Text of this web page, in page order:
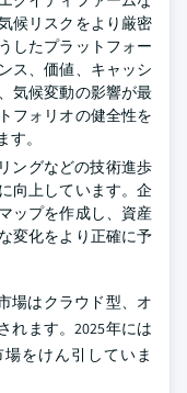
候リスクをより厳密
したプラットフォー
ス、価値、キャッシ
気候変動の影響が最
フォリオの健全性を
。
ングなどの技術進歩
向上しています。企
ップを作成し、資産
変化をより正確に予
場はクラウド型、オ
れます。2025年には
をけん引していま